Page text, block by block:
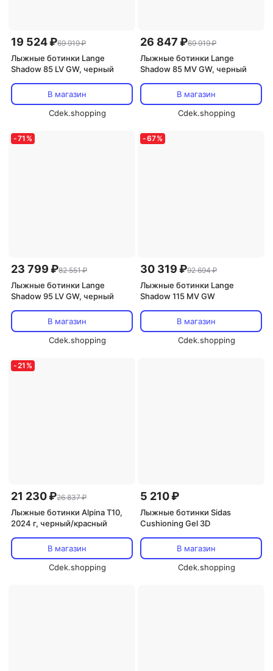
19 524 ₽69 919 ₽
Лыжные ботинки Lange
Shadow 85 LV GW, черный
В магазин
Cdek.shopping
26 847 ₽69 919 ₽
Лыжные ботинки Lange
Shadow 85 MV GW, черный
В магазин
Cdek.shopping
-71 %
23 799 ₽82 551 ₽
Лыжные ботинки Lange
Shadow 95 LV GW, черный
В магазин
Cdek.shopping
-67%
30 319 ₽92 694 ₽
Лыжные ботинки Lange
Shadow 115 MV GW
В магазин
Cdek.shopping
-21 %
21 230 ₽26 837 ₽
Лыжные ботинки Alpina T10,
2024 г, черный/красный
В магазин
Cdek.shopping
5 210 ₽
Лыжные ботинки Sidas
Cushioning Gel 3D
В магазин
Cdek.shopping